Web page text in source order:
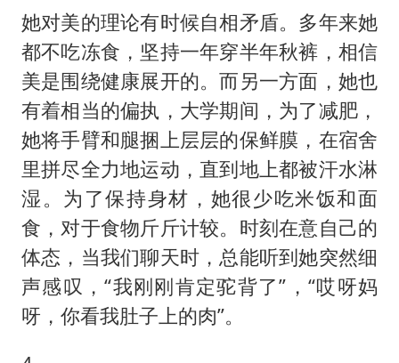
她对美的理论有时候自相矛盾。多年来她
都不吃冻食，坚持一年穿半年秋裤，相信
美是围绕健康展开的。而另一方面，她也
有着相当的偏执，大学期间，为了减肥，
她将手臂和腿捆上层层的保鲜膜，在宿舍
里拼尽全力地运动，直到地上都被汗水淋
湿。为了保持身材，她很少吃米饭和面
食，对于食物斤斤计较。时刻在意自己的
体态，当我们聊天时，总能听到她突然细
声感叹，“我刚刚肯定驼背了”，“哎呀妈
呀，你看我肚子上的肉”。